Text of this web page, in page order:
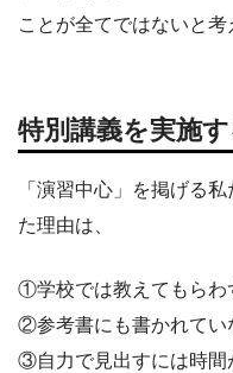
ことが全てではないと考
特別講義を実施
「演習中心」を掲げる
た理由は、
①学校では教えてもらわ
②参考書にも書かれてい
③自力で見出すには時間